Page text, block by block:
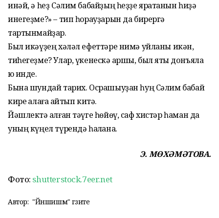
инәй, ә һеҙ Сәлим бабайҙың һеҙҙе яратҡанын һиҙә
инегеҙме?» – тип һорауҙарын да бирергә
тартынмайҙар.
Был икәүҙең хәләл ефеттәре нимә уйланы икән,
тиһегеҙме? Улар, үкенескә ҡаршы, был яҡты донъяла
юҡ инде.
Бына шундай тарих. Осрашыуҙан һуң Сәлим бабай
кире ҡалаға ҡайтып китә.
Йәшлектә ҡалған тәүге һөйөү, саф хистәр һаман да
уның күңел түрендә һаҡлана.
Э. МӨХӘМӘТОВА.
Фото: shutterstock.7eer.net
Автор: "Йәншишмә" гәзите